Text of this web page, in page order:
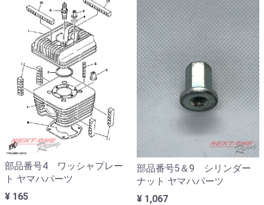
部品番号4 ワッシャプレー
ト ヤマハパーツ
¥ 165
部品番号5＆9 シリンダー
ナット ヤマハパーツ
¥ 1,067